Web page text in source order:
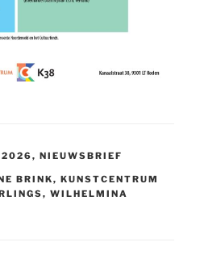
2026, NIEUWSBRIEF
BRINK, KUNSTCENTRUM
, WILHELMINA